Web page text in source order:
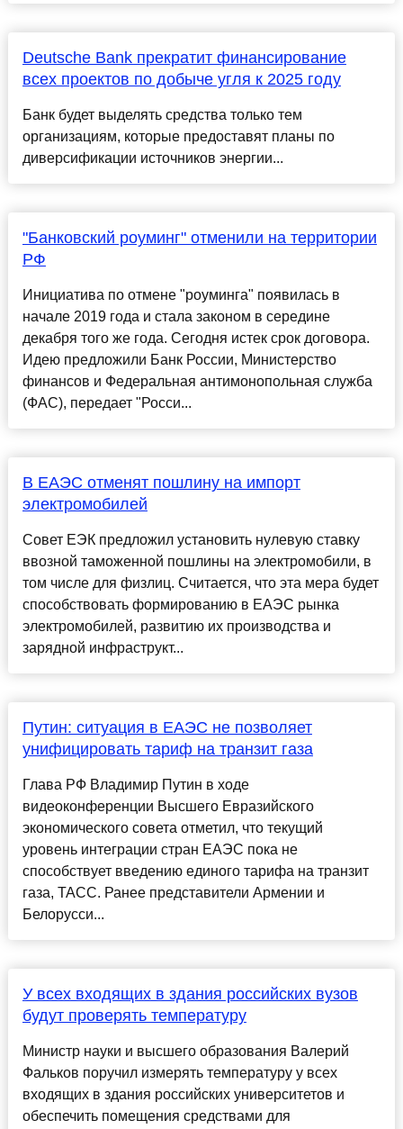
Deutsche Bank прекратит финансирование
всех проектов по добыче угля к 2025 году
Банк будет выделять средства только тем
организациям, которые предоставят планы по
диверсификации источников энергии...
"Банковский роуминг" отменили на территории
РФ
Инициатива по отмене "роуминга" появилась в
начале 2019 года и стала законом в середине
декабря того же года. Сегодня истек срок договора.
Идею предложили Банк России, Министерство
финансов и Федеральная антимонопольная служба
(ФАС), передает "Росси...
В ЕАЭС отменят пошлину на импорт
электромобилей
Совет ЕЭК предложил установить нулевую ставку
ввозной таможенной пошлины на электромобили, в
том числе для физлиц. Считается, что эта мера будет
способствовать формированию в ЕАЭС рынка
электромобилей, развитию их производства и
зарядной инфраструкт...
Путин: ситуация в ЕАЭС не позволяет
унифицировать тариф на транзит газа
Глава РФ Владимир Путин в ходе
видеоконференции Высшего Евразийского
экономического совета отметил, что текущий
уровень интеграции стран ЕАЭС пока не
способствует введению единого тарифа на транзит
газа, ТАСС. Ранее представители Армении и
Белорусси...
У всех входящих в здания российских вузов
будут проверять температуру
Министр науки и высшего образования Валерий
Фальков поручил измерять температуру у всех
входящих в здания российских университетов и
обеспечить помещения средствами для